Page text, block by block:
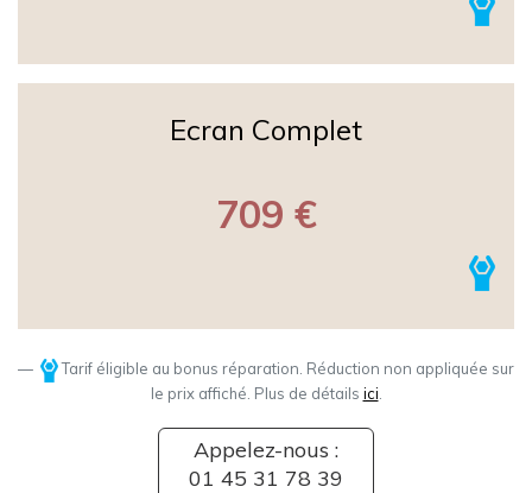
Ecran Complet
709 €
Tarif éligible au bonus réparation. Réduction non appliquée sur
le prix affiché. Plus de détails ici
Appelez-nous :
01 45 31 78 39